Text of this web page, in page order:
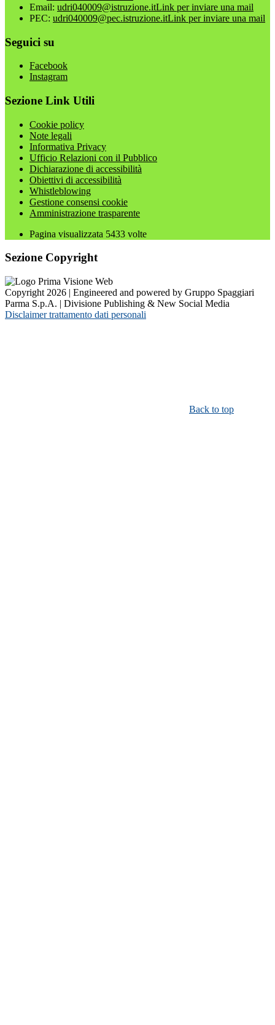
Email: udri040009@istruzione.itLink per inviare una mail
PEC: udri040009@pec.istruzione.itLink per inviare una mail
Seguici su
Facebook
Instagram
Sezione Link Utili
Cookie policy
Note legali
Informativa Privacy
Ufficio Relazioni con il Pubblico
Dichiarazione di accessibilità
Obiettivi di accessibilità
Whistleblowing
Gestione consensi cookie
Amministrazione trasparente
Pagina visualizzata 5433 volte
Sezione Copyright
Copyright 2026 | Engineered and powered by Gruppo Spaggiari
Parma S.p.A. | Divisione Publishing & New Social Media
Disclaimer trattamento dati personali
Back to top